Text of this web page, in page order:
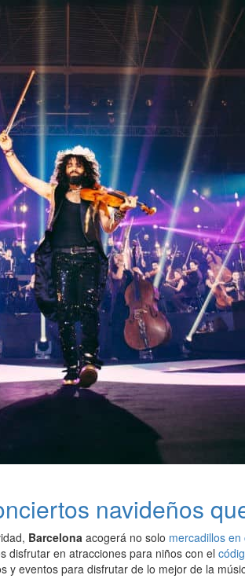
navideños
Barcelona acogerá no solo mercadillos
disfrutar en atracciones para niños con el
y eventos para disfrutar de lo mejor de la